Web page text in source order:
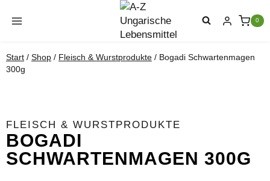
Inhalt
0
Start / Shop / Fleisch & Wurstprodukte / Bogadi Schwartenmagen
300g
FLEISCH & WURSTPRODUKTE
BOGADI
SCHWARTENMAGEN 300G